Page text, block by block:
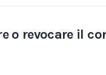
o revocare il